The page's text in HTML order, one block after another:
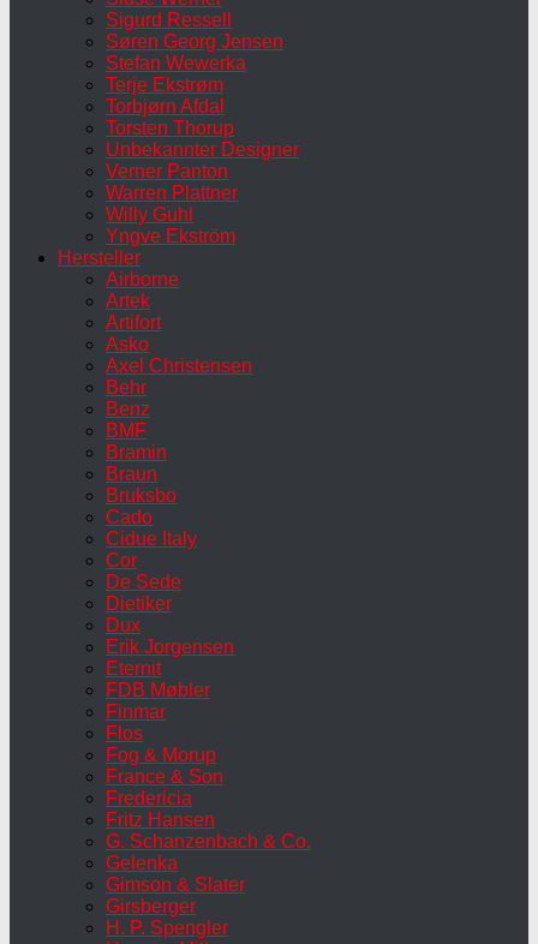
Sigurd Ressell
Søren Georg Jensen
Stefan Wewerka
Terje Ekstrøm
Torbjørn Afdal
Torsten Thorup
Unbekannter Designer
Verner Panton
Warren Plattner
Willy Guhl
Yngve Ekström
Hersteller
Airborne
Artek
Artifort
Asko
Axel Christensen
Behr
Benz
BMF
Bramin
Braun
Bruksbo
Cado
Cidue Italy
Cor
De Sede
Dietiker
Dux
Erik Jorgensen
Eternit
FDB Møbler
Finmar
Flos
Fog & Morup
France & Son
Fredericia
Fritz Hansen
G. Schanzenbach & Co.
Gelenka
Gimson & Slater
Girsberger
H. P. Spengler